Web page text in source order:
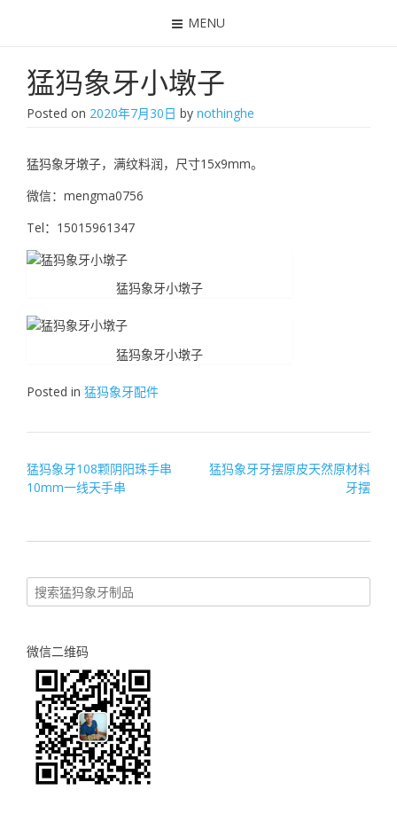
MENU
猛犸象牙小墩子
Posted on 2020年7月30日 by nothinghe
猛犸象牙墩子，满纹料润，尺寸15x9mm。
微信：mengma0756
Tel：15015961347
猛犸象牙小墩子
猛犸象牙小墩子
Posted in 猛犸象牙配件
文
章
航
猛犸象牙108颗阴阳珠手串
10mm一线天手串
猛犸象牙牙摆原皮天然原材料
牙摆
微信二维码